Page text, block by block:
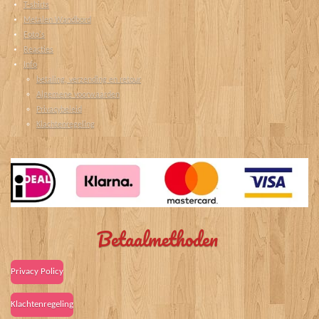
T-shirts
Metalen Wandbord
Foto's
Reacties
Info
betaling, verzending en retour
Algemene voorwaarden
Privacybeleid
Klachtenregeling
Betaalmethoden
Privacy Policy
Klachtenregeling